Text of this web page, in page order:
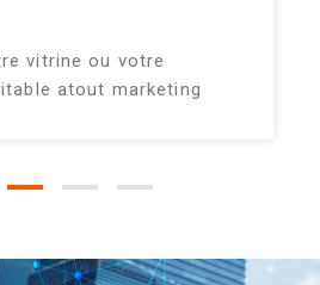
vitrine ou votre
atout marketing